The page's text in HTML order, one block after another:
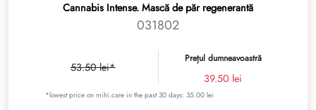
Cannabis Intense. Mască de păr regenerantă
031802
53.50 lei*
Prețul dumneavoastră
39.50 lei
*lowest price on mihi.care in the past 30 days: 35.00 lei